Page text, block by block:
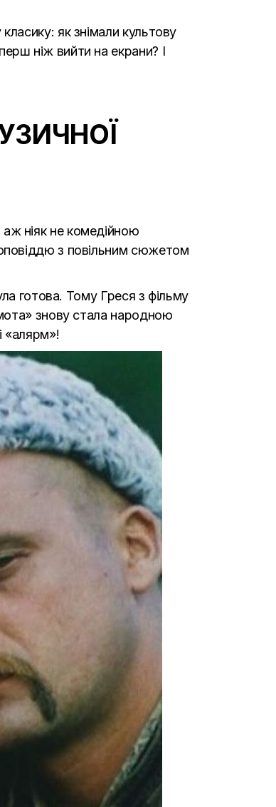
як знімали культову
ніж вийти на екрани? І
ніяк не комедійною
з повільним сюжетом
готова. Тому Греся з фільму
знову стала народною
«алярм»!